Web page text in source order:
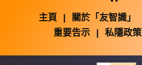
暫停
主頁 關於「友智識」
重要告示
私隱政策